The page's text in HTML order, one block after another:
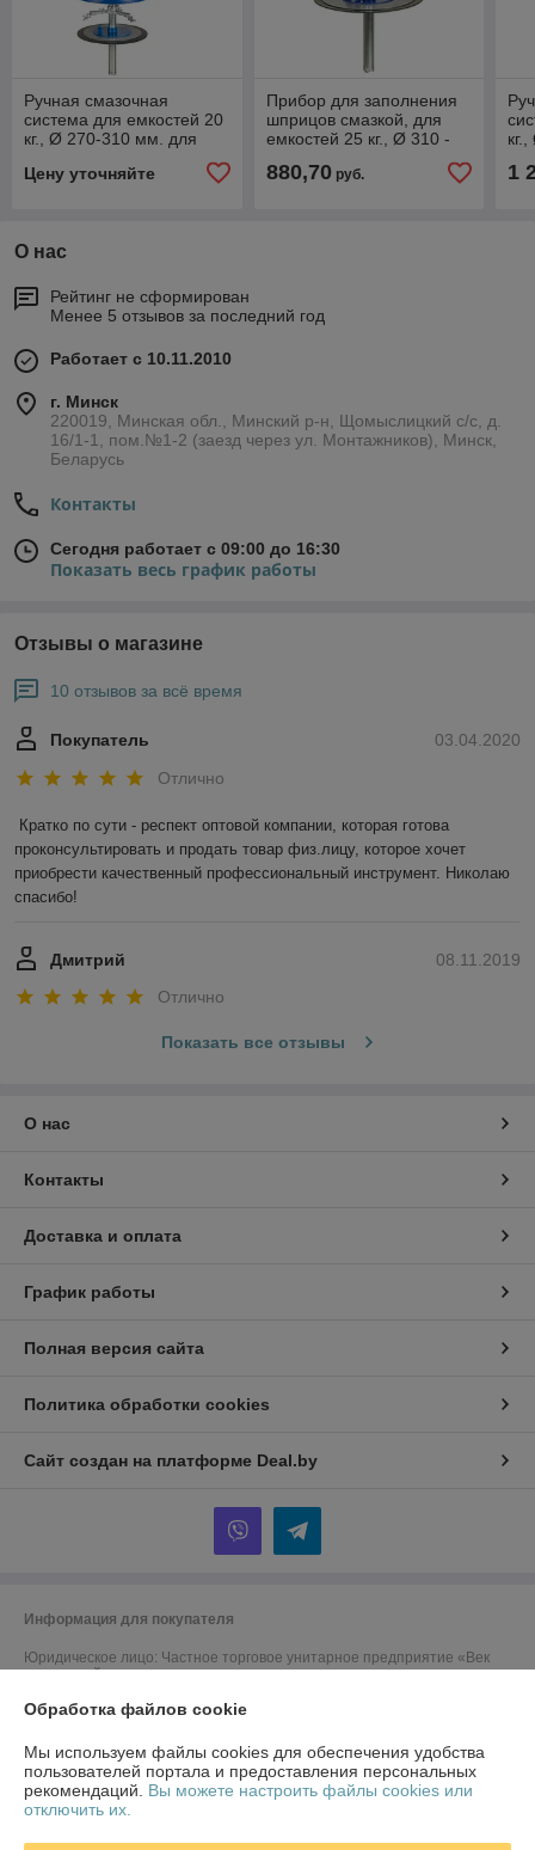
Ручная смазочная
система для емкостей 20
кг., Ø 270-310 мм. для
заполнения плунжерных
шприцов, арт. 17630
Цену уточняйте
Прибор для заполнения
шприцов смазкой, для
емкостей 25 кг., Ø 310 -
880,70руб. 1
О нас
Рейтинг не сформирован
Менее 5 отзывов за последний год
Работает с 10.11.2010
г. Минск
220019, Минская обл., Минский р-н, Щомыслицкий с/с, д.
16/1-1, пом.№1-2 (заезд через ул. Монтажников), Минск,
Беларусь
Контакты
Сегодня работает с 09:00 до 16:30
Показать весь график работы
Отзывы о магазине
10 отзывов за всё время
03.04.2020
Покупатель
Отлично
Кратко по сути - респект оптовой компании, которая готова
проконсультировать и продать товар физ.лицу, которое хочет
приобрести качественный профессиональный инструмент. Николаю
спасибо!
08.11.2019
Дмитрий
Отлично
Показать все отзывы
О нас
Контакты
Доставка и оплата
График работы
Полная версия сайта
Политика обработки cookies
Сайт создан на платформе Deal.by
Информация для покупателя
Юридическое лицо: Частное торговое унитарное предприятие «Век
технологий»
Щомыслицкий с/с, д. 16/1-1, пом.№1-2
Регистрационный номер ЕГР: 191284639
УНП: 191284639
Обработка файлов cookie
Мы используем файлы cookies для обеспечения удобства
пользователей портала и предоставления персональных
рекомендаций. Вы можете настроить файлы cookies или
отключить их.